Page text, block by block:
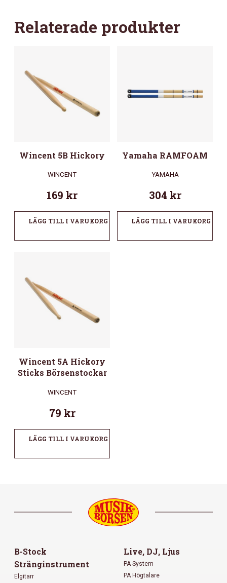
Relaterade produkter
Wincent 5B Hickory
WINCENT
169 kr
LÄGG TILL I VARUKORG
Yamaha RAMFOAM
YAMAHA
304 kr
LÄGG TILL I VARUKORG
Wincent 5A Hickory
Sticks Börsenstockar
WINCENT
79 kr
LÄGG TILL I VARUKORG
B-Stock
Stränginstrument
Elgitarr
Live, DJ, Ljus
PA System
PA Högtalare